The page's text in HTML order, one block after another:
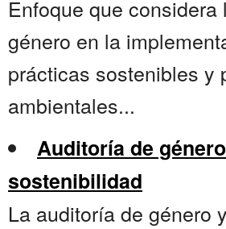
Enfoque que considera
género en la
prácticas sostenibles y
ambientales...
Auditoría de
sostenibilidad
La auditoría de género y